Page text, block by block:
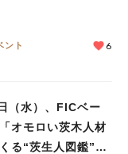
ント 6
（水）、FICベー
オモロい茨木人材
る“茨生人図鑑”」